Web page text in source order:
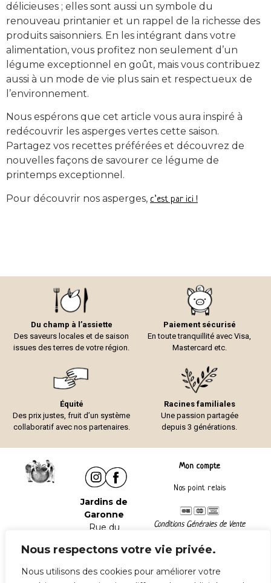
Nous respectons votre vie privée.
Nous utilisons des cookies pour améliorer votre
délicieuses ; elles sont aussi un symbole du
renouveau printanier et un rappel de la richesse des
produits saisonniers. En les intégrant dans votre
alimentation, vous profitez non seulement d’un
légume exceptionnel en goût, mais vous contribuez
aussi à un mode de vie plus sain et respectueux de
l’environnement.
Nous espérons que cet article vous aura inspiré à
redécouvrir les asperges vertes cette saison.
Partagez vos recettes préférées et découvrez de
nouvelles façons de savourer ce légume de
printemps exceptionnel.
Pour découvrir nos asperges, c’est par ici !
Du champ à l’assiette
Des saveurs locales et de saison
issues des terres de votre région.
Paiement sécurisé
En toute tranquillité avec Visa,
Mastercard etc.
Équité
Des prix justes, fruit d’un système
collaboratif avec nos partenaires.
Racines familiales
Une passion partagée
depuis 3 générations.
Jardins de
Garonne
Rue du
47240
Tel :
Mon compte
Nos point relais
Conditions Générales de Vente